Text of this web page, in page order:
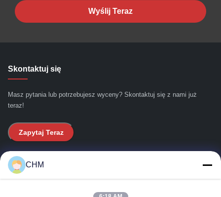
Wyślij Teraz
Skontaktuj się
Masz pytania lub potrzebujesz wyceny? Skontaktuj się z nami już
teraz!
Zapytaj Teraz
Szybkie linki
CHM